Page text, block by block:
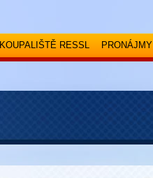
KOUPALIŠTĚ RESSL PRONÁJMY